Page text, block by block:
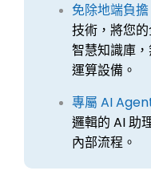
免除地端負擔
技術，將您
智慧知識庫
運算設備。
專屬 AI
邏輯的 AI 助
內部流程。